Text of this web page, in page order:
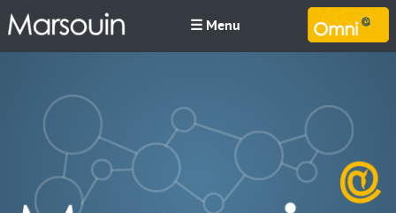
☰ Menu